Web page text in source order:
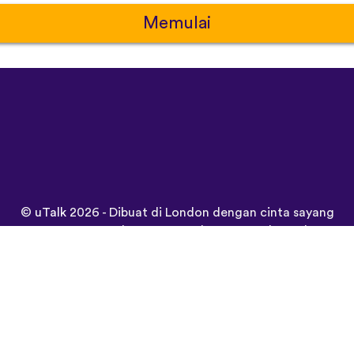
Memulai
© uTalk2026 - Dibuat di London dengan cinta sayang